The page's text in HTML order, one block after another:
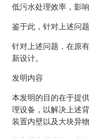
低污水处理效率，影响
鉴于此，针对上述问
针对上述问题，在原
新设计。
发明内容
本发明的目的在于提
理设备，以解决上述
装置内壁以及大块异